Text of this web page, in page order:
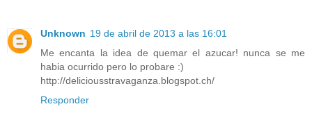
Unknown 19 de abril de 2013 a las 16:01
Me encanta la idea de quemar el azucar! nunca se me
habia ocurrido pero lo probare :)
http://deliciousstravaganza.blogspot.ch/
Responder